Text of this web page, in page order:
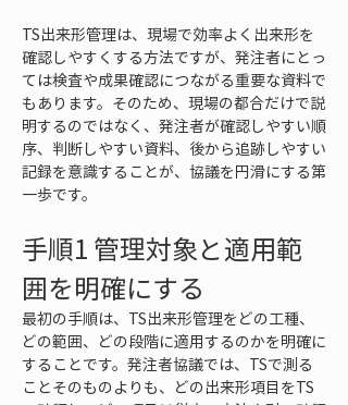
TS出来形管理は、現場で効率よく出来形を
確認しやすくする方法ですが、発注者にとっ
ては検査や成果確認につながる重要な資料で
もあります。そのため、現場の都合だけで説
明するのではなく、発注者が確認しやすい順
序、判断しやすい資料、後から追跡しやすい
記録を意識することが、協議を円滑にする第
一歩です。
手順1 管理対象と適用範
囲を明確にする
最初の手順は、TS出来形管理をどの工種、
どの範囲、どの段階に適用するのかを明確に
することです。発注者協議では、TSで測る
ことそのものよりも、どの出来形項目をTS